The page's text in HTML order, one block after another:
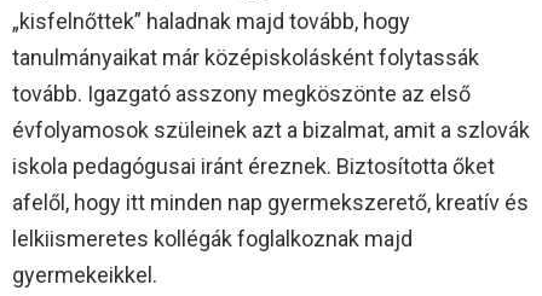
„kisfelnőttek” haladnak majd tovább, hogy
tanulmányaikat már középiskolásként folytassák
tovább. Igazgató asszony megköszönte az első
évfolyamosok szüleinek azt a bizalmat, amit a szlovák
iskola pedagógusai iránt éreznek. Biztosította őket
afelől, hogy itt minden nap gyermekszerető, kreatív és
lelkiismeretes kollégák foglalkoznak majd
gyermekeikkel.